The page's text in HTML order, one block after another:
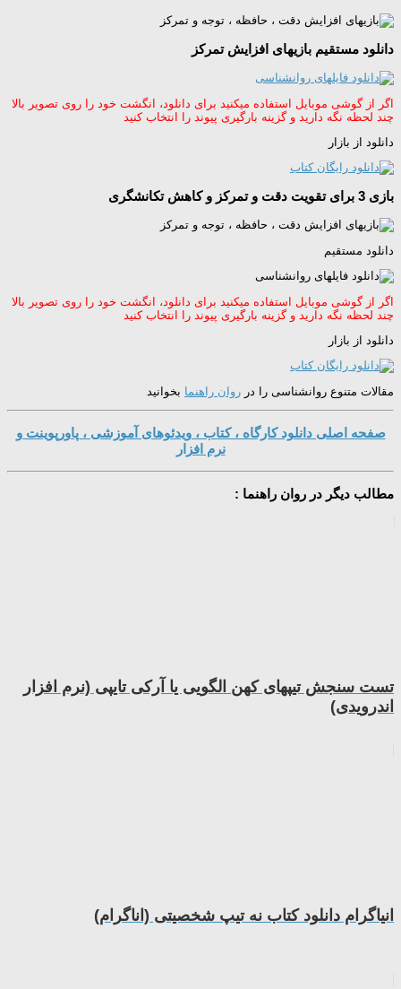
دانلود مستقیم بازیهای افزایش تمرکز
اگر از گوشی موبایل استفاده میکنید برای دانلود، انگشت خود را روی تصویر بالا
چند لحظه نگه دارید و گزینه بارگیری پیوند را انتخاب کنید
دانلود از بازار
بازی 3 برای تقویت دقت و تمرکز و کاهش تکانشگری
دانلود مستقیم
اگر از گوشی موبایل استفاده میکنید برای دانلود، انگشت خود را روی تصویر بالا
چند لحظه نگه دارید و گزینه بارگیری پیوند را انتخاب کنید
دانلود از بازار
مقالات متنوع روانشناسی را در روان راهنما بخوانید
صفحه اصلی دانلود کارگاه ، کتاب ، ویدئوهای آموزشی ، پاورپوینت و
نرم افزار
مطالب دیگر در روان راهنما :
تست سنجش تیپهای کهن الگویی یا آرکی تایپی (نرم افزار
اندرویدی)
انیاگرام دانلود کتاب نه تیپ شخصیتی (اناگرام)